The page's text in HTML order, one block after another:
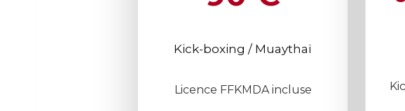
Kick-boxing / Muaythaï
Licence FFKMDA incluse